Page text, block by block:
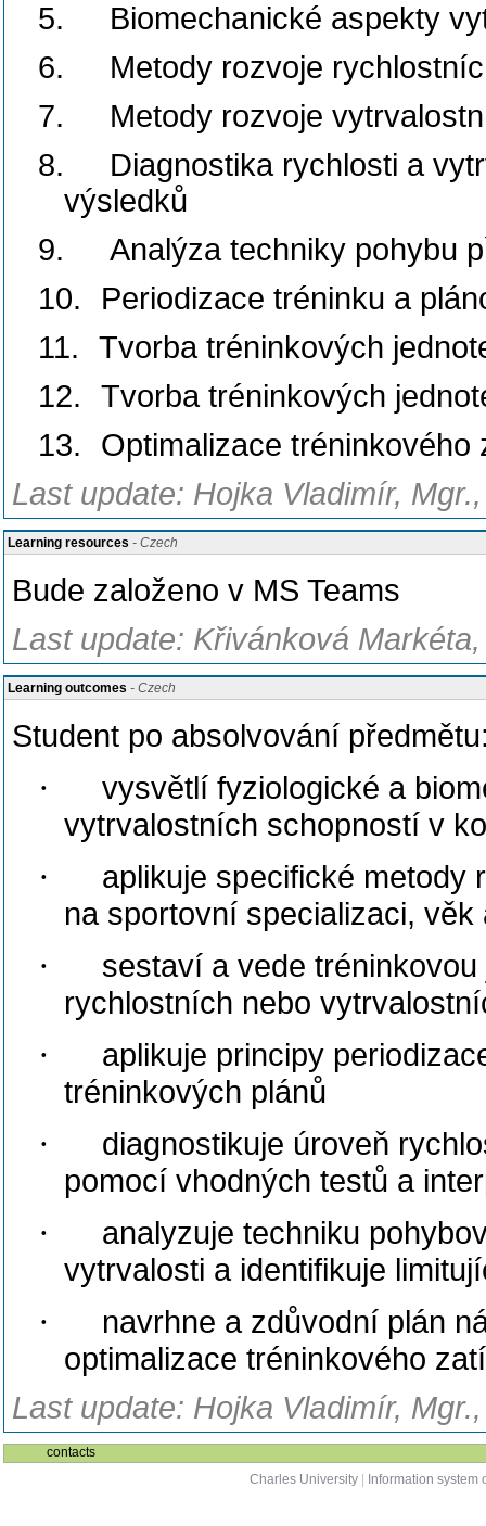
5.
Biomechanické aspekty
6.
Metody rozvoje
7.
Metody rozvoje
8.
Diagnostika rychlosti a
výsledků
9.
Analýza techniky pohybu
10.
Periodizace tréninku a
11.
Tvorba tréninkových
12.
Tvorba tréninkových
13.
Optimalizace
Last update: Hojka Vladimír,
Learning resources - Czech
Bude založeno v MS Teams
Last update: Křivánková
Learning outcomes - Czech
Student po absolvování
·
vysvětlí fyziologické a
vytrvalostních schopností v
·
aplikuje specifické metody
na sportovní specializaci,
·
sestaví a vede
rychlostních nebo
·
aplikuje principy
tréninkových plánů
·
diagnostikuje úroveň
pomocí vhodných testů a
·
analyzuje techniku
vytrvalosti a identifikuje
·
navrhne a zdůvodní plán
optimalizace tréninkového
Last update: Hojka Vladimír,
contacts
Charles University
Information